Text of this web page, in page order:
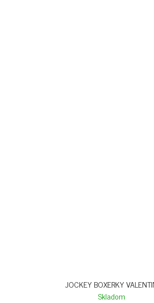
JOCKEY BOXERKY
Skladom